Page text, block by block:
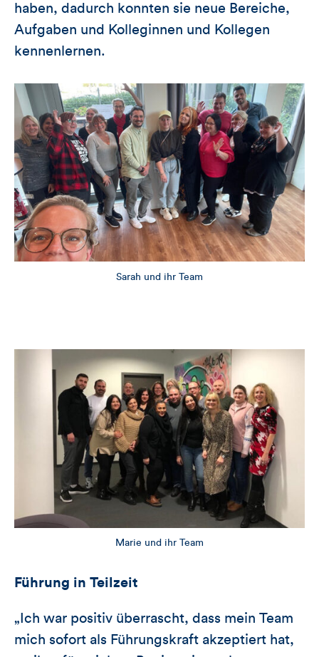
haben, dadurch konnten sie neue Bereiche,
Aufgaben und Kolleginnen und Kollegen
kennenlernen.
Sarah und ihr Team
Marie und ihr Team
Führung in Teilzeit
„Ich war positiv überrascht, dass mein Team
mich sofort als Führungskraft akzeptiert hat,